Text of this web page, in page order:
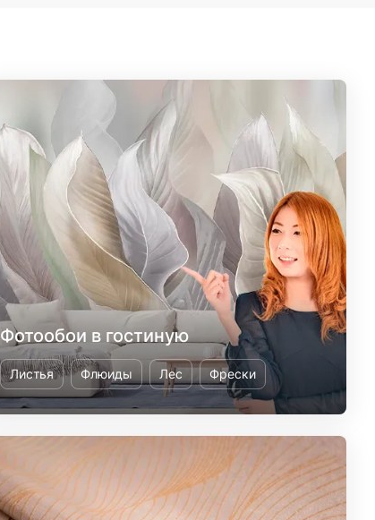
Фотообои в гостиную
Листья Флюиды Лес Фрески